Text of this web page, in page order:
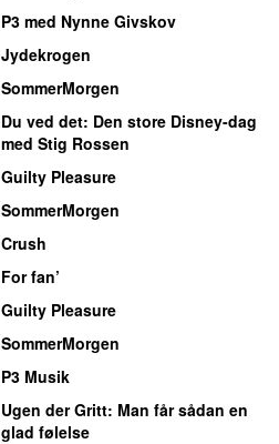
P3 med Nynne Givskov
Jydekrogen
SommerMorgen
Du ved det: Den store Disney-dag
med Stig Rossen
Guilty Pleasure
SommerMorgen
Crush
For fan’
Guilty Pleasure
SommerMorgen
P3 Musik
Ugen der Gritt: Man får sådan en
glad følelse